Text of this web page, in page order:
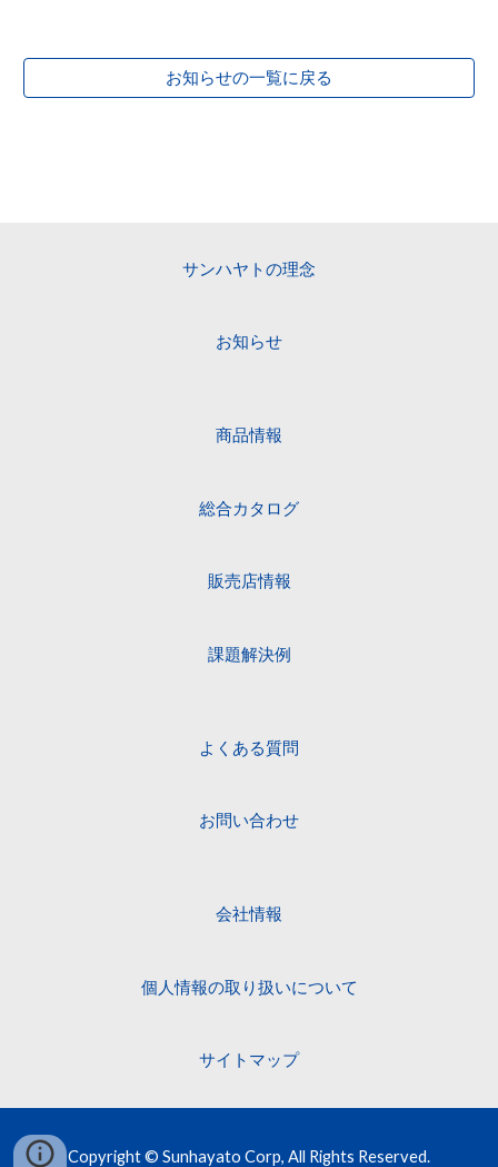
お知らせの一覧に戻る
サンハヤトの理念
お知らせ
商品情報
総合カタログ
販売店情報
課題解決例
よくある質問
お問い合わせ
会社情報
個人情報の取り扱いについて
サイトマップ
Copyright © Sunhayato Corp, All Rights Reserved.